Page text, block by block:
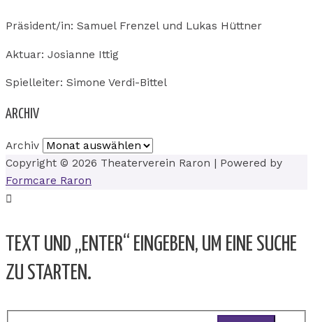
Präsident/in: Samuel Frenzel und Lukas Hüttner
Aktuar: Josianne Ittig
Spielleiter: Simone Verdi-Bittel
ARCHIV
Archiv
Copyright © 2026 Theaterverein Raron | Powered by
Formcare Raron
TEXT UND „ENTER“ EINGEBEN, UM EINE SUCHE
ZU STARTEN.